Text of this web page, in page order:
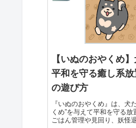
【いぬのおやくめ
平和を守る癒し系
の遊び方
『いぬのおやくめ』は、犬
くめ”を与えて平和を守る放
ごはん管理や見回り、妖怪